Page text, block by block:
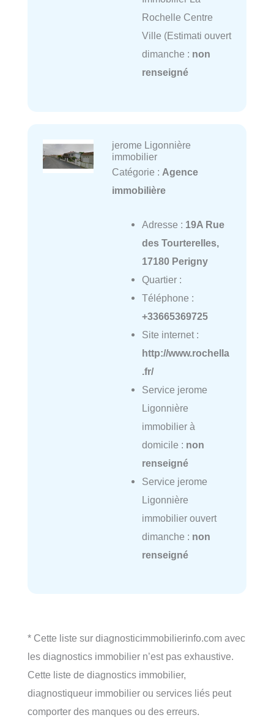
Rochelle Centre
Ville (Estimati ouvert
dimanche : non
renseigné
jerome Ligonnière
immobilier
Catégorie : Agence
immobilière
Adresse : 19A Rue
des Tourterelles,
17180 Perigny
Quartier :
Téléphone :
+33665369725
Site internet :
http://www.rochella
.fr/
Service jerome
Ligonnière
immobilier à
domicile : non
renseigné
Service jerome
Ligonnière
immobilier ouvert
dimanche : non
renseigné
* Cette liste sur diagnosticimmobilierinfo.com avec
les diagnostics immobilier n’est pas exhaustive.
Cette liste de diagnostics immobilier,
diagnostiqueur immobilier ou services liés peut
comporter des manques ou des erreurs.